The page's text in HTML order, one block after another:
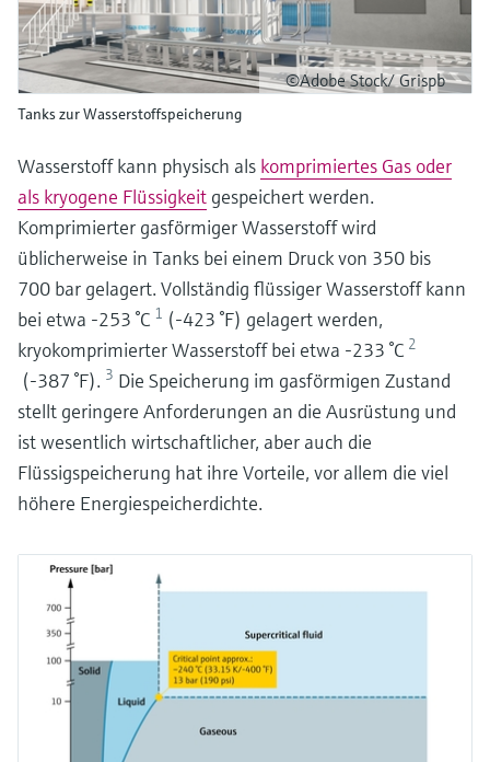
©Adobe Stock/ Grispb
Tanks zur Wasserstoffspeicherung
Wasserstoff kann physisch als komprimiertes Gas oder
als kryogene Flüssigkeit gespeichert werden.
Komprimierter gasförmiger Wasserstoff wird
üblicherweise in Tanks bei einem Druck von 350 bis
700 bar gelagert. Vollständig flüssiger Wasserstoff kann
bei etwa -253 °C 1 (-423 °F) gelagert werden,
kryokomprimierter Wasserstoff bei etwa -233 °C 2
(-387 °F). 3 Die Speicherung im gasförmigen Zustand
stellt geringere Anforderungen an die Ausrüstung und
ist wesentlich wirtschaftlicher, aber auch die
Flüssigspeicherung hat ihre Vorteile, vor allem die viel
höhere Energiespeicherdichte.